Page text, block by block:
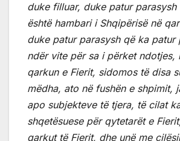
duke filluar, duke patur
është hambari i Shqipërisë në
duke patur parasysh që ka patur
ndër vite për sa i përket ndotjes,
qarkun e Fierit, sidomos të disa
mëdha, ato në fushën e shpimit,
apo subjekteve të tjera, të cilat
shqetësuese për qytetarët e
qarkut të Fierit, dhe unë me